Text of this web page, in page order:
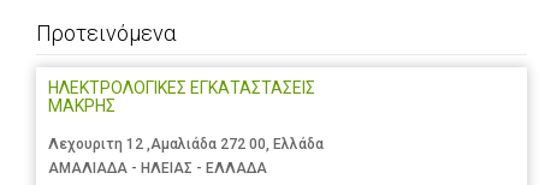
Προτεινόμενα
ΗΛΕΚΤΡΟΛΟΓΙΚΕΣ ΕΓΚΑΤΑΣΤΑΣΕΙΣ
ΜΑΚΡΗΣ
Λεχουριτη 12 ,Αμαλιάδα 272 00, Ελλάδα
ΑΜΑΛΙΑΔΑ - ΗΛΕΙΑΣ - ΕΛΛΑΔΑ